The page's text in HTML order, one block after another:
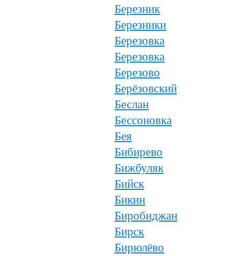
Березник
Березники
Березовка
Березовка
Березово
Берёзовский
Беслан
Бессоновка
Бея
Бибирево
Бижбуляк
Бийск
Бикин
Биробиджан
Бирск
Бирюлёво